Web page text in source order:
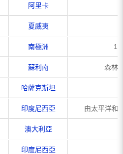
阿里卡
夏威夷
南極洲
蘇利南 森林
哈薩克斯坦
印度尼西亞 由太平洋和
澳大利亞
印度尼西亞